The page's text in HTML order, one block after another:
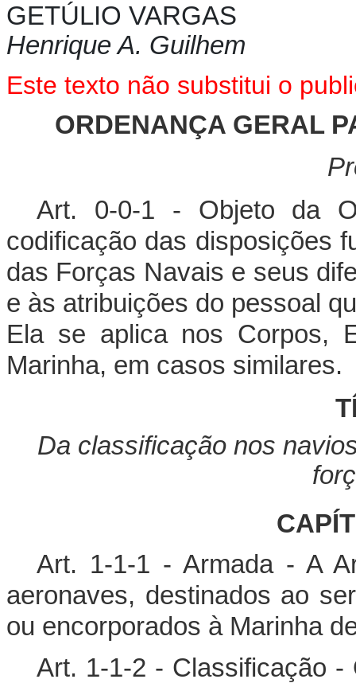
GETÚLIO VARGAS
Henrique A. Guilhem
Este texto não substitui o
ORDENANÇA GERAL
Art. 0-0-1 - Objeto da
codificação das disposições
das Forças Navais e seus
e às atribuições do pessoal
Ela se aplica nos Corpos,
Marinha, em casos similares.
Da classificação nos
Art. 1-1-1 - Armada - A
aeronaves, destinados ao
ou encorporados à Marinha
Art. 1-1-2 - Classificação -